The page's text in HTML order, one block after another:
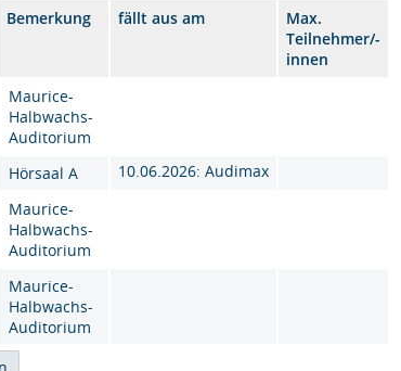
Bemerkung fällt aus am
Max.
Teilnehmer/-
innen
Maurice-
Halbwachs-
Auditorium
Hörsaal A
10.06.2026: Audimax
Maurice-
Halbwachs-
Auditorium
Maurice-
Halbwachs-
Auditorium